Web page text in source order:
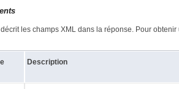
les champs XML dans la réponse. Pour
Description